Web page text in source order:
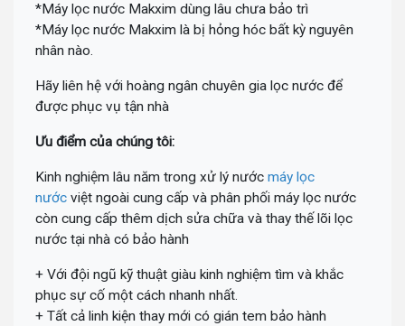
*Máy lọc nước Makxim dùng lâu chưa bảo trì
*Máy lọc nước Makxim là bị hỏng hóc bất kỳ nguyên
nhân nào.
Hãy liên hệ với hoàng ngân chuyên gia lọc nước để
được phục vụ tận nhà
Ưu điểm của chúng tôi:
Kinh nghiệm lâu năm trong xử lý nước máy lọc
nước việt ngoài cung cấp và phân phối máy lọc nước
còn cung cấp thêm dịch sửa chữa và thay thế lõi lọc
nước tại nhà có bảo hành
+ Với đội ngũ kỹ thuật giàu kinh nghiệm tìm và khắc
phục sự cố một cách nhanh nhất.
+ Tất cả linh kiện thay mới có gián tem bảo hành